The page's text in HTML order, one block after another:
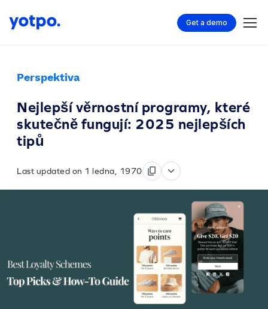
Get a demo
Perspektiva
Nejlepší věrnostní programy, které
skutečně fungují: 2025 nejlepších
tipů
Last updated on 1 ledna, 1970